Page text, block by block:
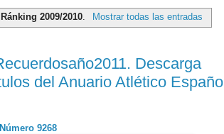
Ránking 2009/2010 Mostrar todas las entradas
Descarga
del Anuario Atlético Español
Número 9268